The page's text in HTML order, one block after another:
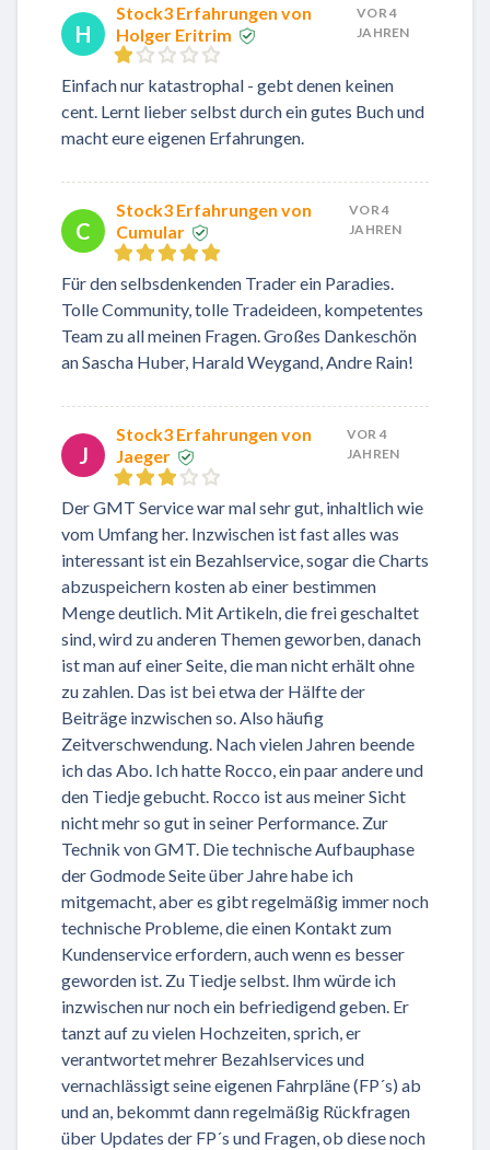
H
Stock3 Erfahrungen von
Holger Eritrim
VOR 4
JAHREN
Einfach nur katastrophal - gebt denen keinen
cent. Lernt lieber selbst durch ein gutes Buch und
macht eure eigenen Erfahrungen.
C
Stock3 Erfahrungen von
Cumular
VOR 4
JAHREN
Für den selbsdenkenden Trader ein Paradies.
Tolle Community, tolle Tradeideen, kompetentes
Team zu all meinen Fragen. Großes Dankeschön
an Sascha Huber, Harald Weygand, Andre Rain!
J
Stock3 Erfahrungen von
Jaeger
VOR 4
JAHREN
Der GMT Service war mal sehr gut, inhaltlich wie
vom Umfang her. Inzwischen ist fast alles was
interessant ist ein Bezahlservice, sogar die Charts
abzuspeichern kosten ab einer bestimmen
Menge deutlich. Mit Artikeln, die frei geschaltet
sind, wird zu anderen Themen geworben, danach
ist man auf einer Seite, die man nicht erhält ohne
zu zahlen. Das ist bei etwa der Hälfte der
Beiträge inzwischen so. Also häufig
Zeitverschwendung. Nach vielen Jahren beende
ich das Abo. Ich hatte Rocco, ein paar andere und
den Tiedje gebucht. Rocco ist aus meiner Sicht
nicht mehr so gut in seiner Performance. Zur
Technik von GMT. Die technische Aufbauphase
der Godmode Seite über Jahre habe ich
mitgemacht, aber es gibt regelmäßig immer noch
technische Probleme, die einen Kontakt zum
Kundenservice erfordern, auch wenn es besser
geworden ist. Zu Tiedje selbst. Ihm würde ich
inzwischen nur noch ein befriedigend geben. Er
tanzt auf zu vielen Hochzeiten, sprich, er
verantwortet mehrer Bezahlservices und
vernachlässigt seine eigenen Fahrpläne (FP´s) ab
und an, bekommt dann regelmäßig Rückfragen
über Updates der FP´s und Fragen, ob diese noch